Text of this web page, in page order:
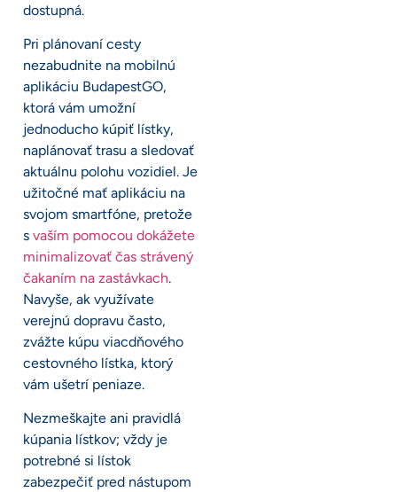
dostupná.
Pri plánovaní cesty
nezabudnite na mobilnú
aplikáciu BudapestGO,
ktorá vám umožní
jednoducho kúpiť lístky,
naplánovať trasu a sledovať
aktuálnu polohu vozidiel. Je
užitočné mať aplikáciu na
svojom smartfóne, pretože
s vaším pomocou dokážete
minimalizovať čas strávený
čakaním na zastávkach.
Navyše, ak využívate
verejnú dopravu často,
zvážte kúpu viacdňového
cestovného lístka, ktorý
vám ušetrí peniaze.
Nezmeškajte ani pravidlá
kúpania lístkov; vždy je
potrebné si lístok
zabezpečiť pred nástupom